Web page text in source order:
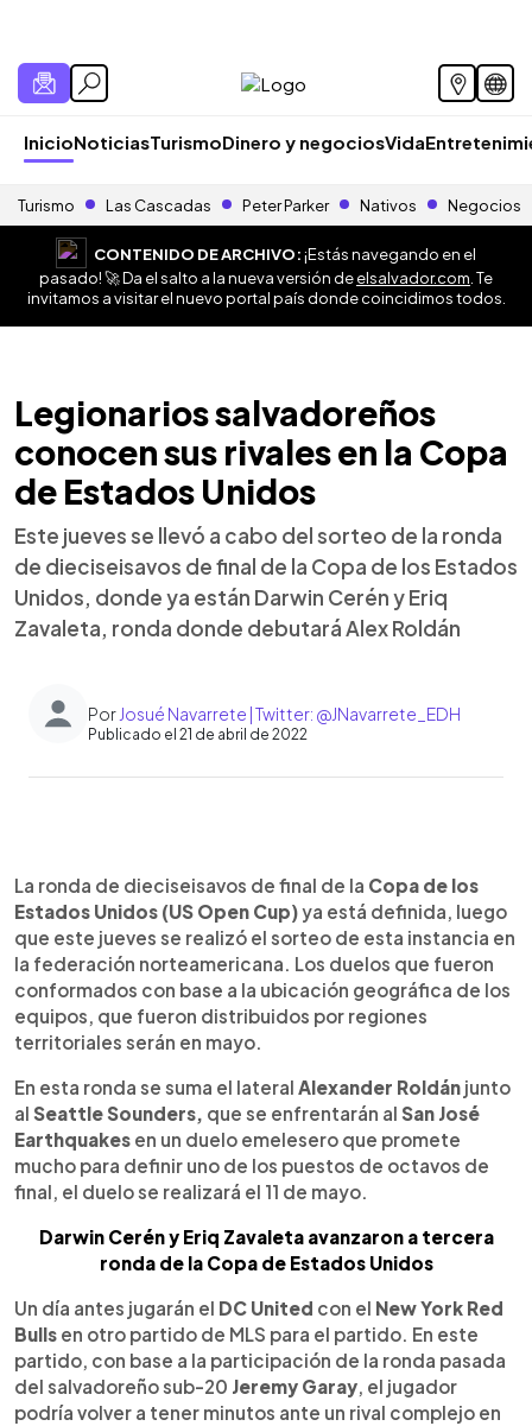
InicioNoticiasTurismoDinero y negociosVida
Turismo Las Cascadas Peter Parker Nativos Negocios
CONTENIDO DE ARCHIVO:¡Estás navegando en el
pasado! 🚀 Da el salto a la nueva versión deelsalvador.com . Te
invitamos a visitar el nuevo portal país donde coincidimos todos.
Legionarios salvadoreños
conocen sus rivales en la Copa
de Estados Unidos
Este jueves se llevó a cabo del sorteo de la ronda
de dieciseisavos de final de la Copa de los Estados
Unidos, donde ya están Darwin Cerén y Eriq
Zavaleta, ronda donde debutará Alex Roldán
Por Josué Navarrete | Twitter: @JNavarrete_EDH
Publicado el 21 de abril de 2022
► Escuchar artículo
La ronda de dieciseisavos de final de la Copa de los
Estados Unidos (US Open Cup)ya está definida, luego
que este jueves se realizó el sorteo de esta instancia en
la federación norteamericana. Los duelos que fueron
conformados con base a la ubicación geográfica de los
equipos, que fueron distribuidos por regiones
territoriales serán en mayo.
En esta ronda se suma el lateral Alexander Roldán junto
al Seattle Sounders, que se enfrentarán al San José
Earthquakes en un duelo emelesero que promete
mucho para definir uno de los puestos de octavos de
final, el duelo se realizará el 11 de mayo.
Darwin Cerén y Eriq Zavaleta avanzaron a tercera
ronda de la Copa de Estados Unidos
Un día antes jugarán el DC United con el New York Red
Bulls en otro partido de MLS para el partido. En este
partido, con base a la participación de la ronda pasada
del salvadoreño sub-20 Jeremy Garay, el jugador
podría volver a tener minutos ante un rival complejo en